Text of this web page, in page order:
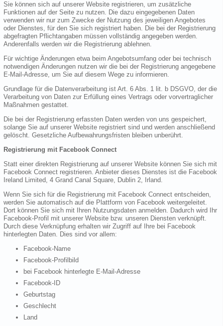
Sie können sich auf unserer Website registrieren, um zusätzliche
Funktionen auf der Seite zu nutzen. Die dazu eingegebenen Daten
verwenden wir nur zum Zwecke der Nutzung des jeweiligen Angebotes
oder Dienstes, für den Sie sich registriert haben. Die bei der Registrierung
abgefragten Pflichtangaben müssen vollständig angegeben werden.
Anderenfalls werden wir die Registrierung ablehnen.
Für wichtige Änderungen etwa beim Angebotsumfang oder bei technisch
notwendigen Änderungen nutzen wir die bei der Registrierung angegebene
E-Mail-Adresse, um Sie auf diesem Wege zu informieren.
Grundlage für die Datenverarbeitung ist Art. 6 Abs. 1 lit. b DSGVO, der die
Verarbeitung von Daten zur Erfüllung eines Vertrags oder vorvertraglicher
Maßnahmen gestattet.
Die bei der Registrierung erfassten Daten werden von uns gespeichert,
solange Sie auf unserer Website registriert sind und werden anschließend
gelöscht. Gesetzliche Aufbewahrungsfristen bleiben unberührt.
Registrierung mit Facebook Connect
Statt einer direkten Registrierung auf unserer Website können Sie sich mit
Facebook Connect registrieren. Anbieter dieses Dienstes ist die Facebook
Ireland Limited, 4 Grand Canal Square, Dublin 2, Irland.
Wenn Sie sich für die Registrierung mit Facebook Connect entscheiden,
werden Sie automatisch auf die Plattform von Facebook weitergeleitet.
Dort können Sie sich mit Ihren Nutzungsdaten anmelden. Dadurch wird Ihr
Facebook-Profil mit unserer Website bzw. unseren Diensten verknüpft.
Durch diese Verknüpfung erhalten wir Zugriff auf Ihre bei Facebook
hinterlegten Daten. Dies sind vor allem:
Facebook-Name
Facebook-Profilbild
bei Facebook hinterlegte E-Mail-Adresse
Facebook-ID
Geburtstag
Geschlecht
Land